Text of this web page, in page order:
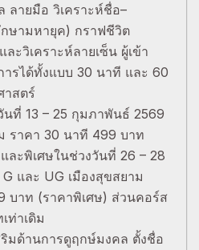
ลายมือ วิเคราะห์ชื่อ–
ษามหายุค) กราฟชีวิต
ะวิเคราะห์ลายเซ็น ผู้เข้า
ารได้ทั้งแบบ 30 นาที และ 60
าสตร์
นที่ 13 – 25 กุมภาพันธ์ 2569
ราคา 30 นาที 499 บาท
ะพิเศษในช่วงวันที่ 26 – 28
และ UG เมืองสุขสยาม
บาท (ราคาพิเศษ) ส่วนคอร์ส
ท่าเดิม
มด้านการดูฤกษ์มงคล ตั้งชื่อ